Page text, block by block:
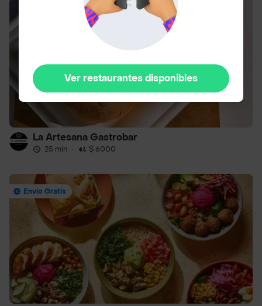
La Artesana Gastrobar
25 min · $ 6000
Envío Gratis
Ver restaurantes disponibles